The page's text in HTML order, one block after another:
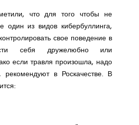
что для того чтобы не
один из видов кибербуллинга,
свое поведение в
себя дружелюбно или
если травля произошла, надо
рекомендуют в Роскачестве. В